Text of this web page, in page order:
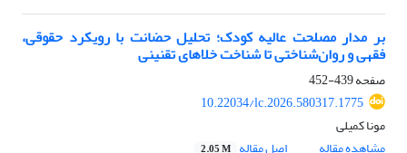
بر مدار مصلحت عالیه کودک؛ تحلیل حضانت با رویکرد حقوقی،
فقهی و روان‌شناختی تا شناخت خلاهای تقنینی
صفحه439-452
10.22034/lc.2026.580317.1775
مونا کمیلی